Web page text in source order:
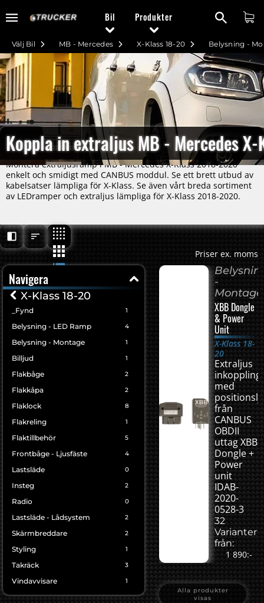
Bil Produkter
Belysning -
X-Klass 18-20
MB - Mercedes
Välj Bil
Koppla in extraljus MB - Mercedes
Montera extraljusramp i MB - Mercedes X-Klass 2018-2020
enkelt och smidigt med CANBUS moddul. Se ett brett utbud av
kabelsatser lämpliga för X-Klass. Se även vårt breda sortiment
av LEDramper och extraljus lämpliga för X-Klass 2018-2020.
Priser ex. moms
Navigera
X-Klass 18-20
_Fynd 1
Belysning - LED Ramp 4
Belysning - Montage 1
Billjud 1
Flakbåge 2
Flakkåpa 2
Flaklock 8
Flakreling 1
Flaktillbehör 5
Frontbåge - Ljusfäste 4
Lastsläde 0
Insteg 2
Radio 0
Lastsläde - Lådsystem 2
Skärmbreddare 2
Styling 1
Takräck 3
Vindavvisare 1
-
Montage
XBB Dongle
& Power
Unit
X-Klass 18-
20
Extraljus
inkoppling
med
från
CANBUS
OBDII
uttag XBB
Dongle +
Power
unit
IDAB-
2020-
0528-3
32
Varianter
från:
1 890:-
Alla produkter
visas